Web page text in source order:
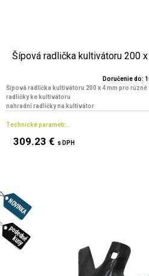
Šípová radlička kultivátoru 200
Doručenie do:
Šípová radlička kultivátoru 200 x 4 mm pro různé
radličky ke kultivátoru
nahradní radličky na kultivátor
Technické parametr...
309.23 € s DPH